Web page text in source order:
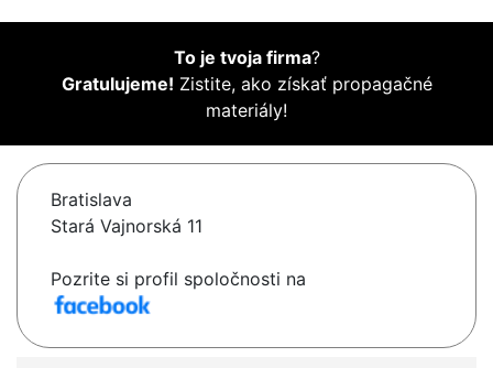
To je tvoja firma?
Gratulujeme! Zistite, ako získať propagačné
materiály!
Bratislava
Stará Vajnorská 11
Pozrite si profil spoločnosti na